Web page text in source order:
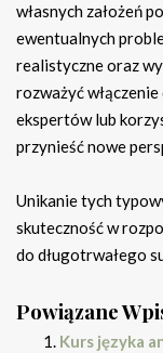
własnych założeń
ewentualnych
realistyczne oraz
rozważyć
ekspertów lub
przynieść nowe
Unikanie tych
skuteczność w
do długotrwałego
Powiązane
Kurs języka